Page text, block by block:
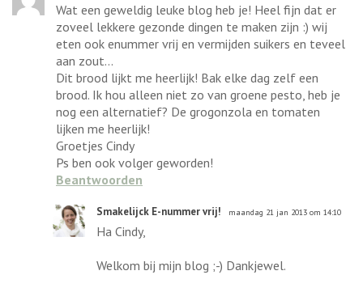
Wat een geweldig leuke blog heb je! Heel fijn dat er
zoveel lekkere gezonde dingen te maken zijn :) wij
eten ook enummer vrij en vermijden suikers en teveel
aan zout...
Dit brood lijkt me heerlijk! Bak elke dag zelf een
brood. Ik hou alleen niet zo van groene pesto, heb je
nog een alternatief? De grogonzola en tomaten
lijken me heerlijk!
Groetjes Cindy
Ps ben ook volger geworden!
Beantwoorden
Smakelijck E-nummer vrij! maandag 21 jan 2013 om 14:10
Ha Cindy,
Welkom bij mijn blog ;-) Dankjewel.